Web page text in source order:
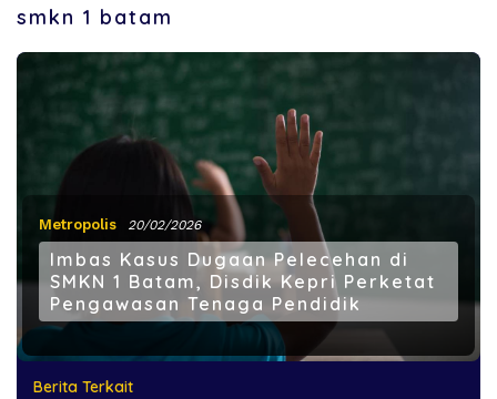
smkn 1 batam
Metropolis 20/02/2026
Imbas Kasus Dugaan Pelecehan di
SMKN 1 Batam, Disdik Kepri Perketat
Pengawasan Tenaga Pendidik
Berita Terkait